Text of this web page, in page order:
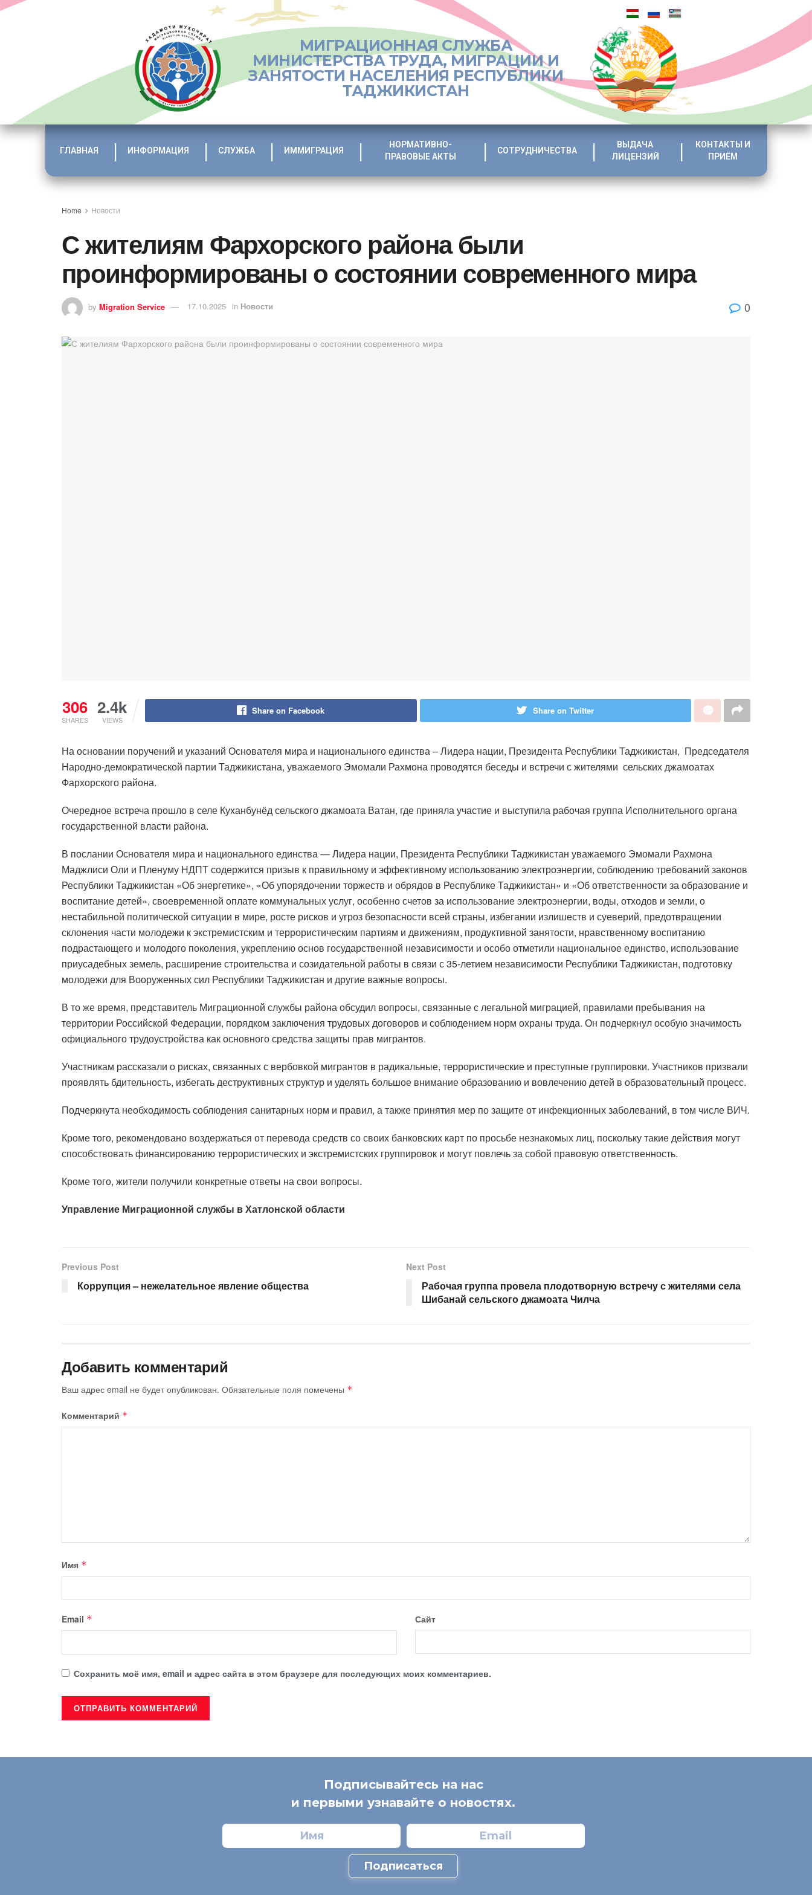
МИГРАЦИОННАЯ СЛУЖБА
МИНИСТЕРСТВА ТРУДА, МИГРАЦИИ И
ЗАНЯТОСТИ НАСЕЛЕНИЯ РЕСПУБЛИКИ
ТАДЖИКИСТАН
ГЛАВНАЯ ИНФОРМАЦИЯ СЛУЖБА ИММИГРАЦИЯ
НОРМАТИВНО-
ПРАВОВЫЕ АКТЫ
СОТРУДНИЧЕСТВА
ВЫДАЧА
ЛИЦЕНЗИЙ
КОНТАКТЫ И
ПРИЁМ
Home Новости
С жителиям Фархорского района были
проинформированы о состоянии современного мира
by Migration Service 17.10.2025 in Новости 0
306
SHARES
2.4k
VIEWS
Share on Facebook Share on Twitter
На основании поручений и указаний Основателя мира и национального единства – Лидера нации, Президента Республики Таджикистан, Председателя
Народно-демократической партии Таджикистана, уважаемого Эмомали Рахмона проводятся беседы и встречи с жителями сельских джамоатах
Фархорского района.
Очередное встреча прошло в селе Куханбунёд сельского джамоата Ватан, где приняла участие и выступила рабочая группа Исполнительного органа
государственной власти района.
В послании Основателя мира и национального единства — Лидера нации, Президента Республики Таджикистан уважаемого Эмомали Рахмона
Маджлиси Оли и Пленуму НДПТ содержится призыв к правильному и эффективному использованию электроэнергии, соблюдению требований законов
Республики Таджикистан «Об энергетике», «Об упорядочении торжеств и обрядов в Республике Таджикистан» и «Об ответственности за образование и
воспитание детей», своевременной оплате коммунальных услуг, особенно счетов за использование электроэнергии, воды, отходов и земли, о
нестабильной политической ситуации в мире, росте рисков и угроз безопасности всей страны, избегании излишеств и суеверий, предотвращении
склонения части молодежи к экстремистским и террористическим партиям и движениям, продуктивной занятости, нравственному воспитанию
подрастающего и молодого поколения, укреплению основ государственной независимости и особо отметили национальное единство, использование
приусадебных земель, расширение строительства и созидательной работы в связи с 35-летием независимости Республики Таджикистан, подготовку
молодежи для Вооруженных сил Республики Таджикистан и другие важные вопросы.
В то же время, представитель Миграционной службы района обсудил вопросы, связанные с легальной миграцией, правилами пребывания на
территории Российской Федерации, порядком заключения трудовых договоров и соблюдением норм охраны труда. Он подчеркнул особую значимость
официального трудоустройства как основного средства защиты прав мигрантов.
Участникам рассказали о рисках, связанных с вербовкой мигрантов в радикальные, террористические и преступные группировки. Участников призвали
проявлять бдительность, избегать деструктивных структур и уделять большое внимание образованию и вовлечению детей в образовательный процесс.
Подчеркнута необходимость соблюдения санитарных норм и правил, а также принятия мер по защите от инфекционных заболеваний, в том числе ВИЧ.
Кроме того, рекомендовано воздержаться от перевода средств со своих банковских карт по просьбе незнакомых лиц, поскольку такие действия могут
способствовать финансированию террористических и экстремистских группировок и могут повлечь за собой правовую ответственность.
Кроме того, жители получили конкретные ответы на свои вопросы.
Управление Миграционной службы в Хатлонской области
Previous Post
Коррупция – нежелательное явление общества
Next Post
Рабочая группа провела плодотворную встречу с жителями села
Шибанай сельского джамоата Чилча
Добавить комментарий
Ваш адрес email не будет опубликован. Обязательные поля помечены *
Комментарий *
Имя *
Email * Сайт
Сохранить моё имя, email и адрес сайта в этом браузере для последующих моих комментариев.
Подписывайтесь на нас
и первыми узнавайте о новостях.
Подписаться